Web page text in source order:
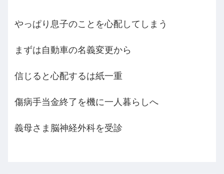
やっぱり息子のことを心配してしまう
まずは自動車の名義変更から
信じると心配するは紙一重
傷病手当金終了を機に一人暮らしへ
義母さま脳神経外科を受診